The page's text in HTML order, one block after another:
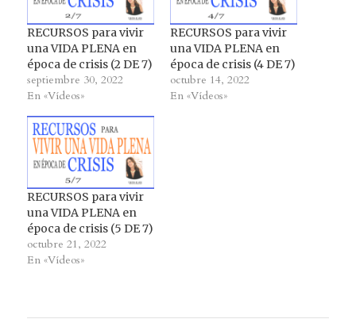
RECURSOS para vivir
una VIDA PLENA en
época de crisis (2 DE 7)
septiembre 30, 2022
En «Vídeos»
RECURSOS para vivir
una VIDA PLENA en
época de crisis (4 DE 7)
octubre 14, 2022
En «Vídeos»
RECURSOS para vivir
una VIDA PLENA en
época de crisis (5 DE 7)
octubre 21, 2022
En «Vídeos»